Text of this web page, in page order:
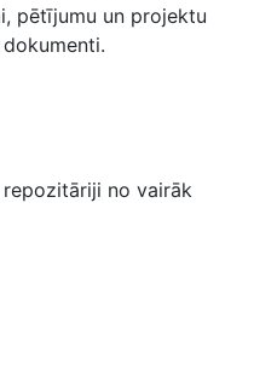
pētījumu un projektu
no vairāk